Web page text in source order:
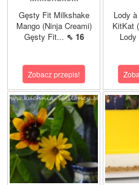
Gęsty Fit Milkshake
Mango (Ninja Creami)
Gęsty Fit... ⇖ 16
Zobacz przepis!
Lody
KitKat